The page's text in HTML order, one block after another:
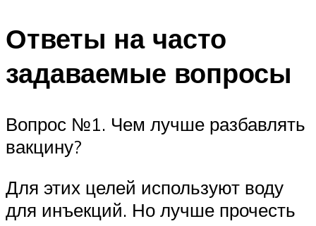
Ответы на часто
задаваемые вопросы
Вопрос №1. Чем лучше разбавлять
вакцину?
Для этих целей используют воду
для инъекций. Но лучше прочесть